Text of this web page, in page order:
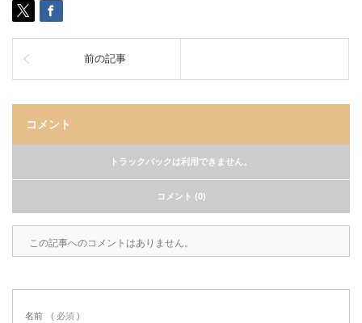
前の記事
コメント
トラックバックは利用できません。
コメント (0)
この記事へのコメントはありません。
名前 ( 必須 )